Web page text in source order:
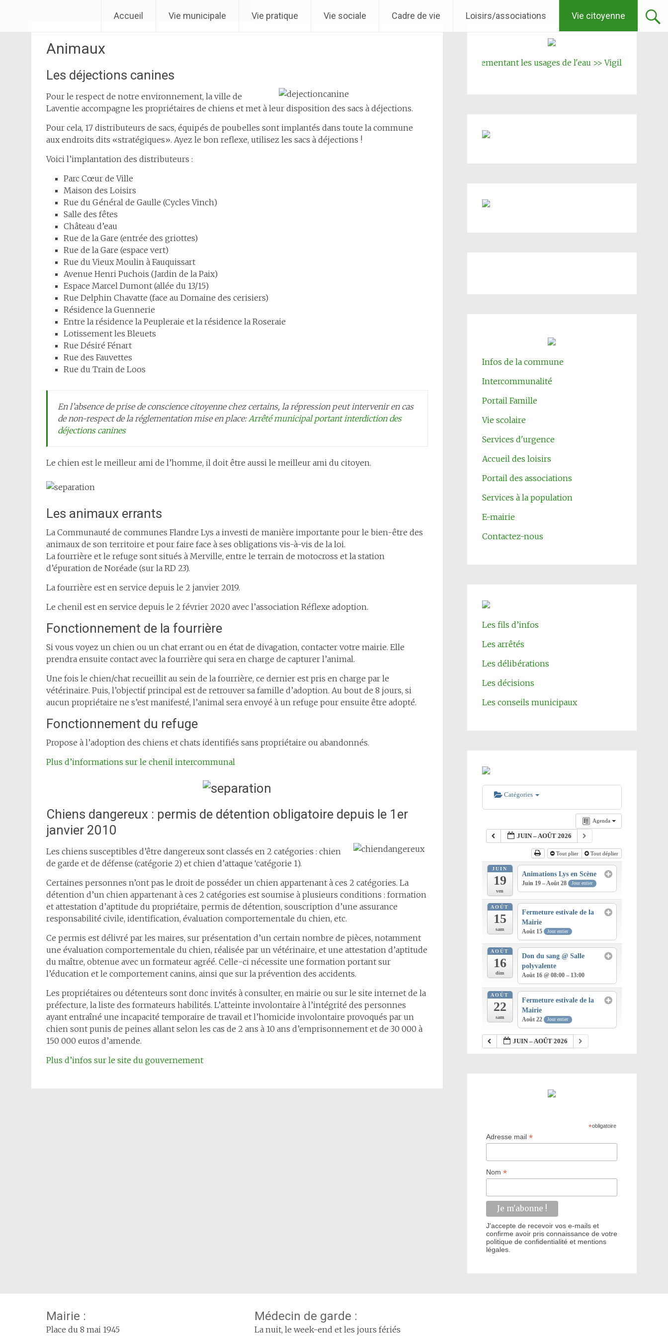
Ville de Laventie
au
Accueil Vie municipale Vie pratique Vie sociale Cadre de vie Loisirs/associations Vie citoyenne
Animaux
Les déjections canines
Pour le respect de notre environnement, la ville de
Laventie accompagne les propriétaires de chiens et met à leur disposition des sacs à déjections.
Pour cela, 17 distributeurs de sacs, équipés de poubelles sont implantés dans toute la commune
aux endroits dits «stratégiques». Ayez le bon reflexe, utilisez les sacs à déjections !
Voici l’implantation des distributeurs :
Parc Cœur de Ville
Maison des Loisirs
Rue du Général de Gaulle (Cycles Vinch)
Salle des fêtes
Château d’eau
Rue de la Gare (entrée des griottes)
Rue de la Gare (espace vert)
Rue du Vieux Moulin à Fauquissart
Avenue Henri Puchois (Jardin de la Paix)
Espace Marcel Dumont (allée du 13/15)
Rue Delphin Chavatte (face au Domaine des cerisiers)
Résidence la Guennerie
Entre la résidence la Peupleraie et la résidence la Roseraie
Lotissement les Bleuets
Rue Désiré Fénart
Rue des Fauvettes
Rue du Train de Loos
En l’absence de prise de conscience citoyenne chez certains, la répression peut intervenir en cas
de non-respect de la réglementation mise en place:Arrêté municipal portant interdiction des
déjections canines
Le chien est le meilleur ami de l’homme, il doit être aussi le meilleur ami du citoyen.
Les animaux errants
La Communauté de communes Flandre Lys a investi de manière importante pour le bien-être des
animaux de son territoire et pour faire face à ses obligations vis-à-vis de la loi.
La fourrière et le refuge sont situés à Merville, entre le terrain de motocross et la station
d’épuration de Noréade (sur la RD 23).
La fourrière est en service depuis le 2 janvier 2019.
Le chenil est en service depuis le 2 février 2020 avec l’association Réflexe adoption.
Fonctionnement de la fourrière
Si vous voyez un chien ou un chat errant ou en état de divagation, contacter votre mairie. Elle
prendra ensuite contact avec la fourrière qui sera en charge de capturer l’animal.
Une fois le chien/chat recueillit au sein de la fourrière, ce dernier est pris en charge par le
vétérinaire. Puis, l’objectif principal est de retrouver sa famille d’adoption. Au bout de 8 jours, si
aucun propriétaire ne s’est manifesté, l’animal sera envoyé à un refuge pour ensuite être adopté.
Fonctionnement du refuge
Propose à l’adoption des chiens et chats identifiés sans propriétaire ou abandonnés.
Plus d’informations sur le chenil intercommunal
Chiens dangereux : permis de détention obligatoire depuis le 1er
janvier 2010
Les chiens susceptibles d’être dangereux sont classés en 2 catégories : chien
de garde et de défense (catégorie 2) et chien d’attaque ‘catégorie 1).
Certaines personnes n’ont pas le droit de posséder un chien appartenant à ces 2 catégories. La
détention d’un chien appartenant à ces 2 catégories est soumise à plusieurs conditions : formation
et attestation d’aptitude du propriétaire, permis de détention, souscription d’une assurance
responsabilité civile, identification, évaluation comportementale du chien, etc.
Ce permis est délivré par les maires, sur présentation d’un certain nombre de pièces, notamment
une évaluation comportementale du chien, réalisée par un vétérinaire, et une attestation d’aptitude
du maître, obtenue avec un formateur agréé. Celle-ci nécessite une formation portant sur
l’éducation et le comportement canins, ainsi que sur la prévention des accidents.
Les propriétaires ou détenteurs sont donc invités à consulter, en mairie ou sur le site internet de la
préfecture, la liste des formateurs habilités. L’atteinte involontaire à l’intégrité des personnes
ayant entraîné une incapacité temporaire de travail et l’homicide involontaire provoqués par un
chien sont punis de peines allant selon les cas de 2 ans à 10 ans d’emprisonnement et de 30 000 à
150 000 euros d’amende.
Plus d’infos sur le site du gouvernement
- Arrêté réglementant les usages de l'eau >> Vigilence renforcée
Infos de la commune
Intercommunalité
Portail Famille
Vie scolaire
Services d'urgence
Accueil des loisirs
Portail des associations
Services à la population
E-mairie
Contactez-nous
Les fils d’infos
Les arrêtés
Les délibérations
Les décisions
Les conseils municipaux
Catégories
Agenda
JUIN – AOÛT 2026
Tout plier Tout déplier
JUIN
19
ven
Animations Lys en Scène
Juin 19 – Août 28 Jour entier
AOÛT
15
sam
Fermeture estivale de la
Mairie
Août 15 Jour entier
AOÛT
16
dim
Don du sang@ Salle
polyvalente
Août 16 @ 08:00 – 13:00
AOÛT
22
sam
Fermeture estivale de la
Mairie
Août 22 Jour entier
JUIN – AOÛT 2026
*obligatoire
Adresse mail*
Nom*
J'accepte de recevoir vos e-mails et
confirme avoir pris connaissance de votre
politique de confidentialité et mentions
légales.
Mairie :
Place du 8 mai 1945
Médecin de garde :
La nuit, le week-end et les jours fériés